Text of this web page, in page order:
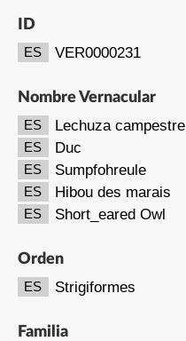
ID
ES VER0000231
Nombre Vernacular
ES Lechuza campestre
ES Duc
ES Sumpfohreule
ES Hibou des marais
ES Short_eared Owl
Orden
ES Strigiformes
Familia